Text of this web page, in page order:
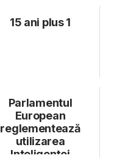
15 ani plus 1
Parlamentul
European
reglementează
utilizarea
Inteligenței